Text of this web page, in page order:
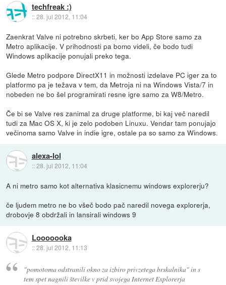
techfreak :)
::28. jul 2012, 11:04
Zaenkrat Valve ni potrebno skrbeti, ker bo App Store samo za
Metro aplikacije. V prihodnosti pa bomo videli, če bodo tudi
Windows aplikacije ponujali preko tega.
Glede Metro podpore DirectX11 in možnosti izdelave PC iger za to
platformo pa je težava v tem, da Metroja ni na Windows Vista/7 in
nobeden ne bo šel programirati resne igre samo za W8/Metro.
Če bi se Valve res zanimal za druge platforme, bi kaj več naredil
tudi za Mac OS X, ki je zelo podoben Linuxu. Vendar tam ponujajo
večinoma samo Valve in indie igre, ostale pa so samo za Windows.
alexa-lol
::28. jul 2012, 11:04
A ni metro samo kot alternativa klasicnemu windows explorerju?
če ljudem metro ne bo všeč bodo pač naredil novega explorerja,
drobovje 8 obdržali in lansirali windows 9
Looooooka
::28. jul 2012, 11:13
"pomotoma odstranili okno za izbiro privzetega brskalnika" in s
tem spet nagnili številke v prid svojega Internet Explorerja